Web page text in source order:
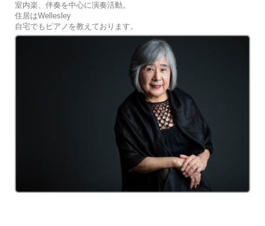
室内楽、伴奏を中心に演奏活動。
住居はWellesley
自宅でもピアノを教えております。